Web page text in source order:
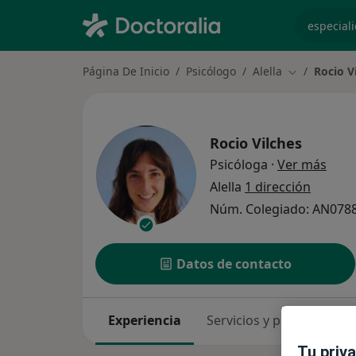
Página De Inicio Psicólogo Alella Cambiar de
Rocio
Rocio Vilches
Psicóloga · Ver más
Alella 1 dirección
Núm. Colegiado:
Datos de contacto
Experiencia Servicios y precios
Tu